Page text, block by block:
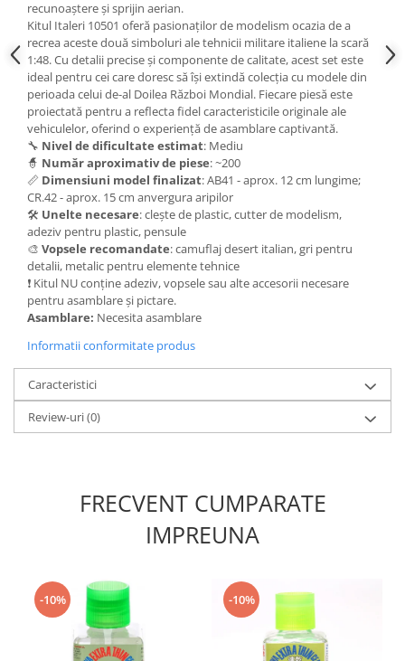
Vallejo Auxiliaries
Vallejo Acrylic Textures
Vopsea la sticluta
Vallejo Liquid Gold
Vallejo Surface Primer
Vallejo Weathering Effects
Vallejo Model Wash
Vallejo Metal Color
AK Interactive
Vopsea Chrome
Creioane Weathering
Auxiliare
Real Colors Markers
Auxiliare & Diluanti
Playmarkers
Vopsele acrilice & Seturi de vopsele
Solutii Weathering
The Army Painter
Accesorii pictura The Army Painter
Speedpaints
recunoaștere și sprijin aerian.
Kitul Italeri 10501 oferă pasionaților de modelism ocazia de a
recrea aceste două simboluri ale tehnicii militare italiene la scară
1:48. Cu detalii precise și componente de calitate, acest set este
ideal pentru cei care doresc să își extindă colecția cu modele din
perioada celui de-al Doilea Război Mondial. Fiecare piesă este
proiectată pentru a reflecta fidel caracteristicile originale ale
vehiculelor, oferind o experiență de asamblare captivantă.
🔧 Nivel de dificultate estimat: Mediu
🧙 Număr aproximativ de piese: ~200
📏 Dimensiuni model finalizat: AB41 - aprox. 12 cm lungime;
CR.42 - aprox. 15 cm anvergura aripilor
🛠️ Unelte necesare: clește de plastic, cutter de modelism,
adeziv pentru plastic, pensule
🎨 Vopsele recomandate: camuflaj desert italian, gri pentru
detalii, metalic pentru elemente tehnice
❗ Kitul NU conține adeziv, vopsele sau alte accesorii necesare
pentru asamblare și pictare.
Asamblare: Necesita asamblare
Informatii conformitate produs
Caracteristici
Review-uri(0)
FRECVENT CUMPARATE
IMPREUNA
-10% -10%